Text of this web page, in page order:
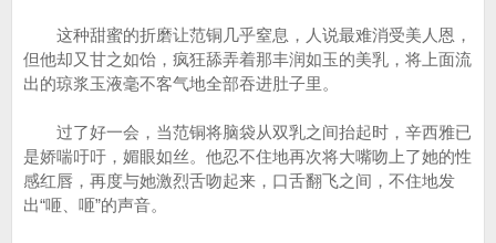
这种甜蜜的折磨让范铜几乎窒息，人说最难消受美人恩，
但他却又甘之如饴，疯狂舔弄着那丰润如玉的美乳，将上面流
出的琼浆玉液毫不客气地全部吞进肚子里。
过了好一会，当范铜将脑袋从双乳之间抬起时，辛西雅已
是娇喘吁吁，媚眼如丝。他忍不住地再次将大嘴吻上了她的性
感红唇，再度与她激烈舌吻起来，口舌翻飞之间，不住地发
出“咂、咂”的声音。